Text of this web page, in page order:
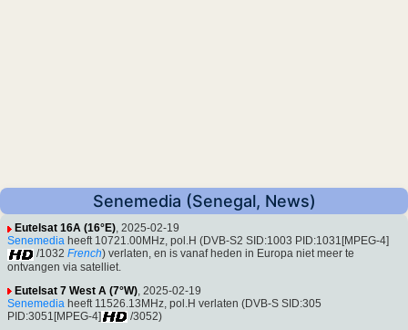
Senemedia (Senegal, News)
Eutelsat 16A (16°E), 2025-02-19
Senemedia heeft 10721.00MHz, pol.H (DVB-S2 SID:1003 PID:1031[MPEG-4]
/1032 French) verlaten, en is vanaf heden in Europa niet meer te
ontvangen via satelliet.
Eutelsat 7 West A (7°W) , 2025-02-19
Senemedia heeft 11526.13MHz, pol.H verlaten (DVB-S SID:305
PID:3051[MPEG-4]
/3052)